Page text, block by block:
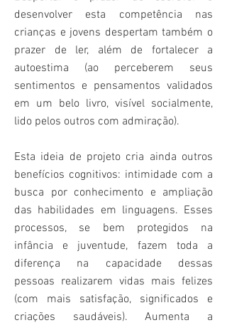
desenvolver esta competência nas
crianças e jovens despertam também o
prazer de ler, além de fortalecer a
autoestima (ao perceberem seus
sentimentos e pensamentos validados
em um belo livro, visível socialmente,
lido pelos outros com admiração).
Esta ideia de projeto cria ainda outros
benefícios cognitivos: intimidade com a
busca por conhecimento e ampliação
das habilidades em linguagens. Esses
processos, se bem protegidos na
infância e juventude, fazem toda a
diferença na capacidade dessas
pessoas realizarem vidas mais felizes
(com mais satisfação, significados e
criações saudáveis). Aumenta a